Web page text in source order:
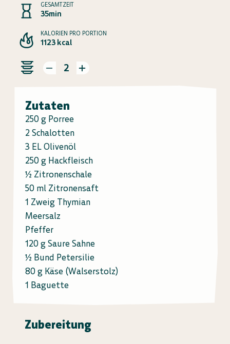
GESAMTZEIT
35min
KALORIEN PRO PORTION
1123 kcal
2
Zutaten
250 g Porree
2 Schalotten
3 EL Olivenöl
250 g Hackfleisch
½ Zitronenschale
50 ml Zitronensaft
1 Zweig Thymian
Meersalz
Pfeffer
120 g Saure Sahne
½ Bund Petersilie
80 g Käse (Walserstolz)
1 Baguette
Zubereitung